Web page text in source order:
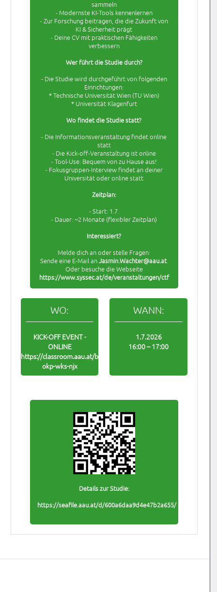
sammeln
- Modernste KI-Tools kennenlernen
- Zur Forschung beitragen, die die Zukunft von
KI & Sicherheit prägt
- Deine CV mit praktischen Fähigkeiten
verbessern
Wer führt die Studie durch?
- Die Studie wird durchgeführt von folgenden
Einrichtungen:
* Technische Universität Wien (TU Wien)
* Universität Klagenfurt
Wo findet die Studie statt?
- Die Informationsveranstaltung findet online
statt
- Die Kick-off-Veranstaltung ist online
- Tool-Use: Bequem von zu Hause aus!
- Fokusgruppen-Interview findet an deiner
Universität oder online statt
Zeitplan:
- Start: 1.7.
- Dauer: ~2 Monate (flexibler Zeitplan)
Interessiert?
Melde dich an oder stelle Fragen:
Sende eine E-Mail anJasmin.Wachter@aau.at.
Oder besuche die Webseite
https://www.syssec.at/de/veranstaltungen/ctf
WO:
KICK-OFF EVENT -
ONLINE
https://classroom.aau.at/b/wac-
okp-wks-njx
WANN:
1.7.2026
16:00 – 17:00
Details zur Studie:
https://seafile.aau.at/d/600a6daa9d4e47b2a655/